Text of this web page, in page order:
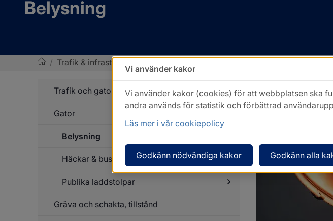
Belysning
/ Trafik & infrastruktur
Trafik och gator
Gator
Undersidor
för
Gator
Belysning
Häckar & buskage
Publika laddstolpar
Gräva och schakta, tillstånd
Belysning
Vi använder kakor
Vi använder kakor (cookies) för att webbplatsen ska
andra används för statistik och förbättrad
Läs mer i vår cookiepolicy
Godkänn nödvändiga kakor Godkänn alla